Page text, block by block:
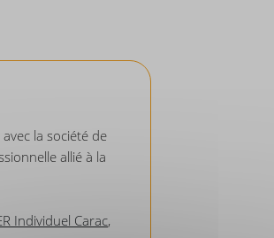
la société de
allié à la
Individuel Carac,